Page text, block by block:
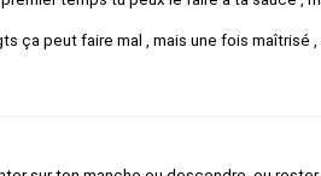
ça peut faire mal , mais une fois maîtrisé